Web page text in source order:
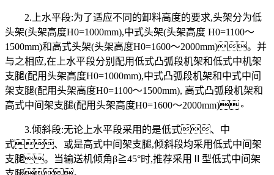
2.上水平段:为了适应不同的卸料高度的要求,头架分为低
头架(头架高度H0=1000mm),中式头架(头架高度 H0=1100～
1500mm)和高式头架(头架高度H0=1600～2000mm)。并
与之相应,在上水平段分别配用低式凸弧段机架和低式中机架
支腿(配用头架高度H0=1000mm),中式凸弧段机架和中式中间
架支腿(配用头架高度H0=1100～1500mm), 高式凸弧段机架和
高式中间架支腿(配用头架高度H0=1600～2000mm)。
3.倾斜段:无论上水平段采用的是低式、中
式、或是高式中间架支腿,倾斜段均采用低式中间架
支腿。当输送机倾角β≧45°时,推荐采用Ⅱ型低式中间架